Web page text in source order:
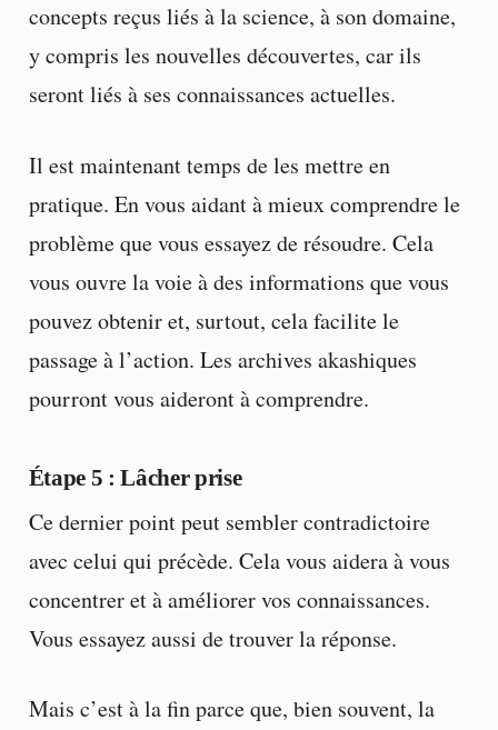
concepts reçus liés à la science, à son domaine,
y compris les nouvelles découvertes, car ils
seront liés à ses connaissances actuelles.
Il est maintenant temps de les mettre en
pratique. En vous aidant à mieux comprendre le
problème que vous essayez de résoudre. Cela
vous ouvre la voie à des informations que vous
pouvez obtenir et, surtout, cela facilite le
passage à l’action. Les archives akashiques
pourront vous aideront à comprendre.
Étape 5 : Lâcher prise
Ce dernier point peut sembler contradictoire
avec celui qui précède. Cela vous aidera à vous
concentrer et à améliorer vos connaissances.
Vous essayez aussi de trouver la réponse.
Mais c’est à la fin parce que, bien souvent, la